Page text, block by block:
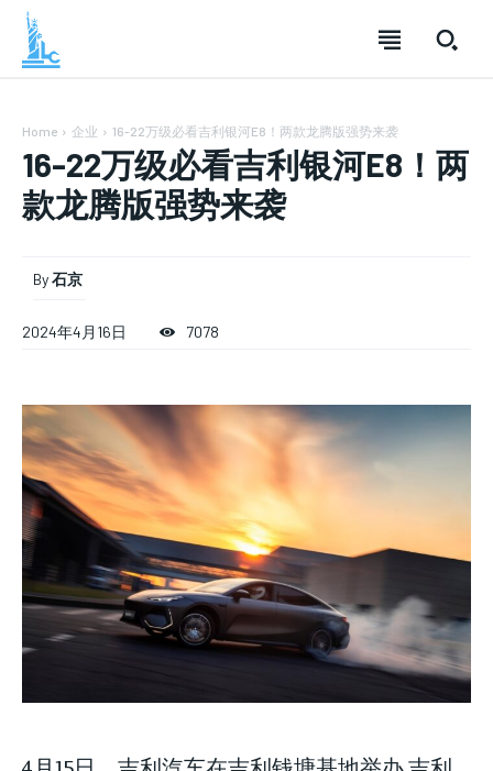
SUBSCRIBE
We have a curated list of the most noteworthy news
from all across the globe. With any subscription plan,
you get access to exclusive articlesthat let you
stay ahead of the curve.
Your Profile
NEWS LIFESTYLE PUBLIC OPINION
SUBSCRIBE
We have a curated list of the most noteworthy news from all
across the globe. With any subscription plan, you get access
toexclusive articles that let you stay ahead of the curve.
Your Profile
NEWS LIFESTYLE PUBLIC OPINION
SUBSCRIBE
We have a curated list of the most noteworthy news from all
across the globe. With any subscription plan, you get access
toexclusive articles that let you stay ahead of the curve.
Your Profile
NEWS LIFESTYLE PUBLIC OPINION
Home 企业 16-22万级必看吉利银河E8！两款龙腾版强势来袭
16-22万级必看吉利银河E8！两
款龙腾版强势来袭
By石京
2024年4月16日 7078